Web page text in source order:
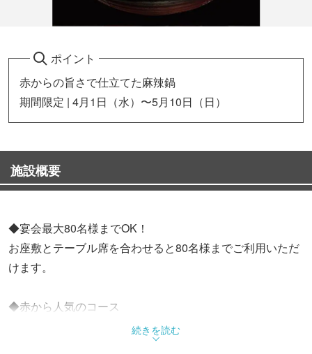
ポイント
赤からの旨さで仕立てた麻辣鍋
期間限定 | 4月1日（水）〜5月10日（日）
施設概要
◆宴会最大80名様までOK！
お座敷とテーブル席を合わせると80名様までご利用いただ
けます。
◆赤から人気のコース
黒毛和牛A5牛カルビ焼肉入ファミリーセット4,400円
続きを読む